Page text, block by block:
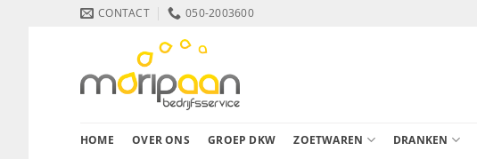
CONTACT 050-2003600
HOME OVER ONS GROEP DKW ZOETWAREN DRANKEN